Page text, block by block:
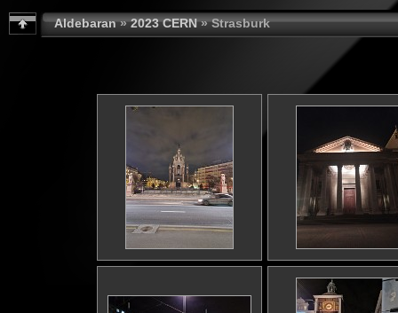
Aldebaran»2023 CERN» Strasburk